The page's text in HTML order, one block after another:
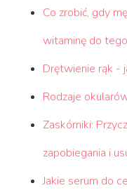
Co zrobić, gdy
witaminę do
Drętwienie rąk -
Rodzaje
Zaskórniki:
zapobiegania i
Jakie serum do